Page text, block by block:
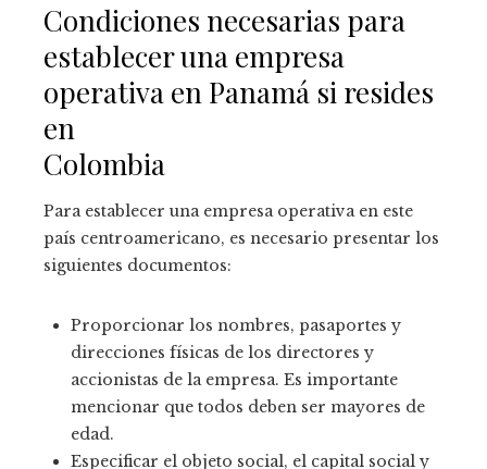
Condiciones necesarias para
establecer una empresa
operativa en Panamá si resides
en
Colombia
Para establecer una empresa operativa en este
país centroamericano, es necesario presentar los
siguientes documentos:
Proporcionar los nombres, pasaportes y
direcciones físicas de los directores y
accionistas de la empresa. Es importante
mencionar que todos deben ser mayores de
edad.
Especificar el objeto social, el capital social y